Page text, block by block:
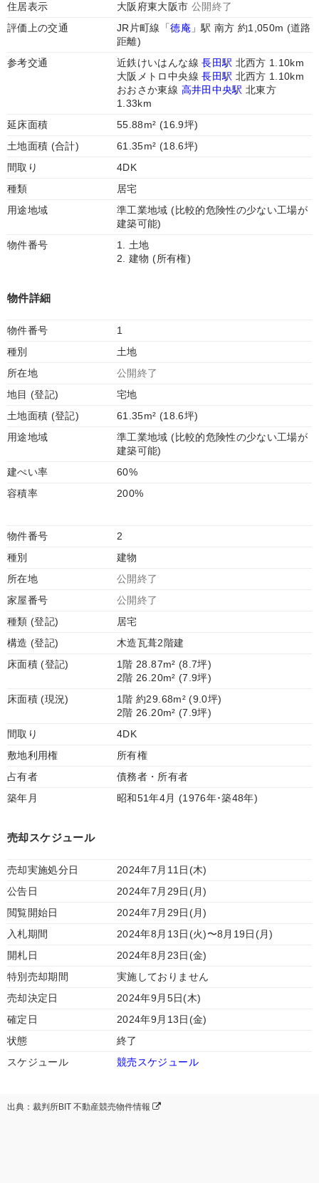
住居表示
大阪府東大阪市 公開終了
評価上の交通
JR片町線「徳庵 」駅 南方 約1,050m (道路
距離)
参考交通
近鉄けいはんな線長田駅 北西方 1.10km
大阪メトロ中央線長田駅 北西方 1.10km
おおさか東線 高井田中央駅 北東方
1.33km
延床面積
55.88m² (16.9坪)
土地面積 (合計)
61.35m² (18.6坪)
間取り
4DK
種類
居宅
用途地域
準工業地域 (比較的危険性の少ない工場が
建築可能)
物件番号
1. 土地
2. 建物 (所有権)
物件詳細
物件番号
1
種別
土地
所在地
公開終了
地目 (登記)
宅地
土地面積 (登記)
61.35m² (18.6坪)
用途地域
準工業地域 (比較的危険性の少ない工場が
建築可能)
建ぺい率
60%
容積率
200%
物件番号
2
種別
建物
所在地
公開終了
家屋番号
公開終了
種類 (登記)
居宅
構造 (登記)
木造瓦葺2階建
床面積 (登記)
1階 28.87m² (8.7坪)
2階 26.20m² (7.9坪)
床面積 (現況)
1階 約29.68m² (9.0坪)
2階 26.20m² (7.9坪)
間取り
4DK
敷地利用権
所有権
占有者
債務者・所有者
築年月
昭和51年4月 (1976年･築48年)
売却スケジュール
売却実施処分日
2024年7月11日(木)
公告日
2024年7月29日(月)
閲覧開始日
2024年7月29日(月)
入札期間
2024年8月13日(火)〜8月19日(月)
開札日
2024年8月23日(金)
特別売却期間
実施しておりません
売却決定日
2024年9月5日(木)
確定日
2024年9月13日(金)
状態
終了
スケジュール
競売スケジュール
出典：裁判所BIT 不動産競売物件情報